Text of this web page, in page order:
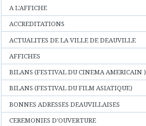
A L'AFFICHE
ACCREDITATIONS
ACTUALITES DE LA VILLE DE DEAUVILLE
AFFICHES
BILANS (FESTIVAL DU CINEMA AMERICAIN )
BILANS (FESTIVAL DU FILM ASIATIQUE)
BONNES ADRESSES DEAUVILLAISES
CEREMONIES D'OUVERTURE